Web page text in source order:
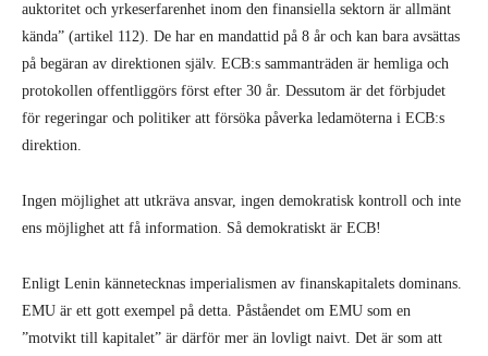
auktoritet och yrkeserfarenhet inom den finansiella sektorn är allmänt
kända” (artikel 112). De har en mandattid på 8 år och kan bara avsättas
på begäran av direktionen själv. ECB:s sammanträden är hemliga och
protokollen offentliggörs först efter 30 år. Dessutom är det förbjudet
för regeringar och politiker att försöka påverka ledamöterna i ECB:s
direktion.
Ingen möjlighet att utkräva ansvar, ingen demokratisk kontroll och inte
ens möjlighet att få information. Så demokratiskt är ECB!
Enligt Lenin kännetecknas imperialismen av finanskapitalets dominans.
EMU är ett gott exempel på detta. Påståendet om EMU som en
”motvikt till kapitalet” är därför mer än lovligt naivt. Det är som att